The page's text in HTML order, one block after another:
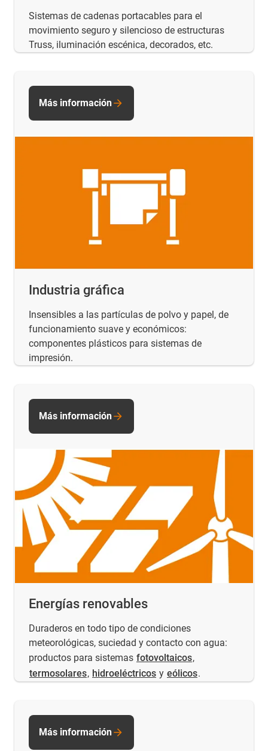
Sistemas de cadenas portacables para el
movimiento seguro y silencioso de estructuras
Truss, iluminación escénica, decorados, etc.
Industria gráfica
Insensibles a las partículas de polvo y papel, de
funcionamiento suave y económicos:
componentes plásticos para sistemas de
impresión.
Más información
Energías renovables
Duraderos en todo tipo de condiciones
meteorológicas, suciedad y contacto con agua:
productos para sistemas fotovoltaicos,
termosolares, hidroeléctricos y eólicos.
Más información
Más información